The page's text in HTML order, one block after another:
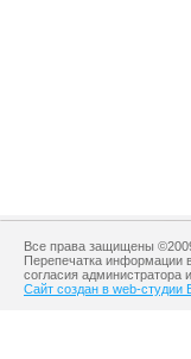
Все права защищены
Перепечатка информации
согласия администратора
Сайт создан в web-студии